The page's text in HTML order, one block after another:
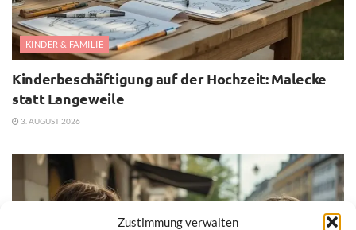
Zustimmung verwalten
KINDER & FAMILIE
Kinderbeschäftigung auf der Hochzeit: Malecke
statt Langeweile
3. AUGUST 2026